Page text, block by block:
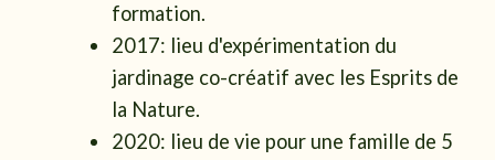
formation.
2017: lieu d'expérimentation du
jardinage co-créatif avec les Esprits de
la Nature.
2020: lieu de vie pour une famille de 5